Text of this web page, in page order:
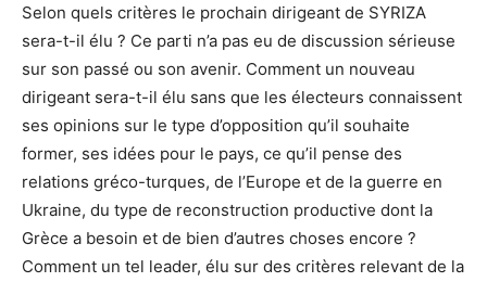
Selon quels critères le prochain dirigeant de SYRIZA
sera-t-il élu ? Ce parti n’a pas eu de discussion sérieuse
sur son passé ou son avenir. Comment un nouveau
dirigeant sera-t-il élu sans que les électeurs connaissent
ses opinions sur le type d’opposition qu’il souhaite
former, ses idées pour le pays, ce qu’il pense des
relations gréco-turques, de l’Europe et de la guerre en
Ukraine, du type de reconstruction productive dont la
Grèce a besoin et de bien d’autres choses encore ?
Comment un tel leader, élu sur des critères relevant de la